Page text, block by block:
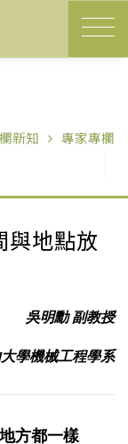
新知 專家專欄
與地點放
吳明勳 副教授
學機械工程學系
方都一樣